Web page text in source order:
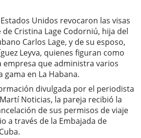
Unidos revocaron las visas
Cristina Lage Codorniú, hija del
Carlos Lage, y de su esposo,
Leyva, quienes figuran como
que administra varios
en La Habana.
divulgada por el periodista
Noticias, la pareja recibió la
de sus permisos de viaje
a través de la Embajada de